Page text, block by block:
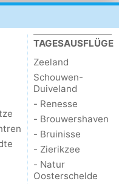
TAGESAUSFLÜGE
Zeeland
Schouwen-
Duiveland
- Renesse
- Brouwershaven
- Bruinisse
- Zierikzee
- Natur
Oosterschelde